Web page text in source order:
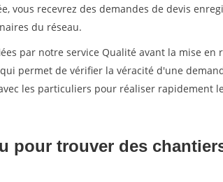
vous recevrez des demandes de devis
du réseau.
par notre service Qualité avant la mise en
permet de vérifier la véracité d'une
les particuliers pour réaliser rapidement
pour trouver des